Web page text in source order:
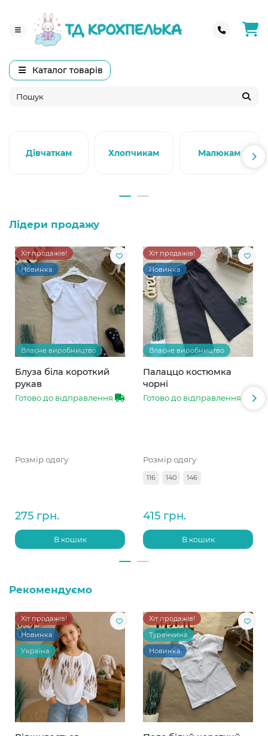
Каталог товарів
Дівчаткам Хлопчикам Малюкам
Лідери продажу
Хіт продажів!
Новинка
Власне виробництво
Блуза біла короткий
рукав
Готово до відправлення
Розмір одягу
275 грн.
В кошик
Хіт продажів!
Новинка
Власне виробництво
Палаццо костюмка
чорні
Готово до відправлення
Розмір одягу
116 140 146
415 грн.
В кошик
Рекомендуємо
Хіт продажів!
Новинка
Україна
Хіт продажів!
Туреччина
Новинка